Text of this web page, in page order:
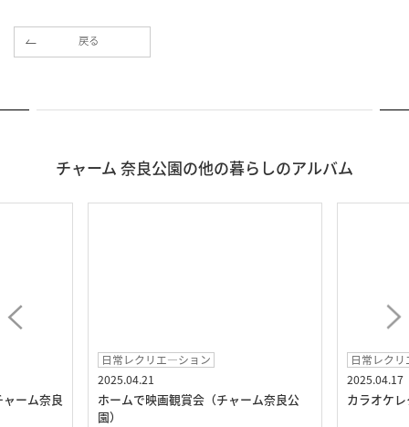
戻る
チャーム 奈良公園の他の暮らしのアルバム
ーム奈良
日常レクリエ―ション
2025.04.21
ホームで映画観賞会（チャーム奈良公
園）
日常レク
2025.04.17
カラオケ